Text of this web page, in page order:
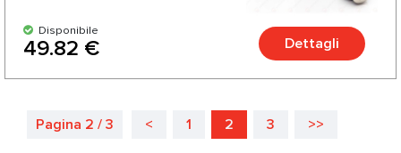
Disponibile
49.82 € Dettagli
Pagina 2 / 3 < 1 2 3 >>